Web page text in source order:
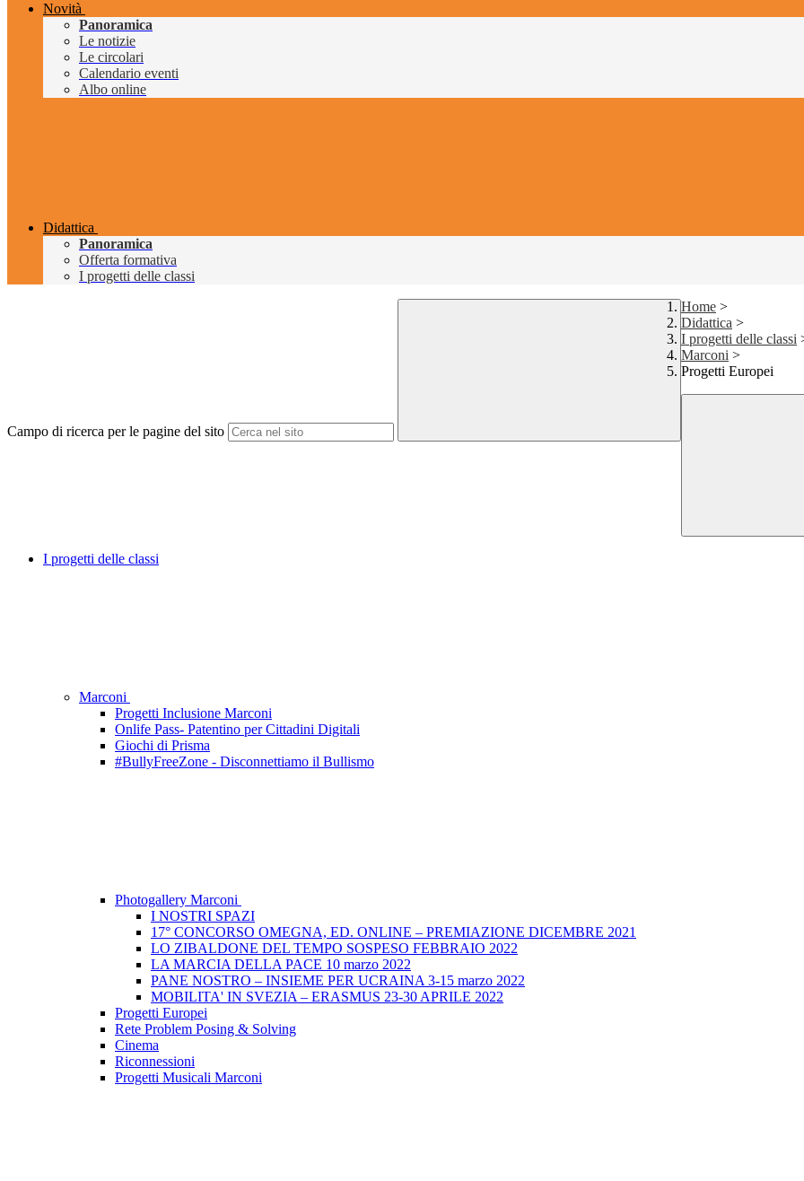
Novità
Panoramica
Le notizie
Le circolari
Calendario eventi
Albo online
Didattica
Panoramica
Offerta formativa
I progetti delle classi
Campo di ricerca per le pagine del sito
Home >
Didattica >
I progetti delle classi
Marconi >
Progetti Europei
I progetti delle classi
Marconi
Progetti Inclusione Marconi
Onlife Pass- Patentino per Cittadini Digitali
Giochi di Prisma
#BullyFreeZone - Disconnettiamo il Bullismo
Photogallery Marconi
I NOSTRI SPAZI
17° CONCORSO OMEGNA, ED. ONLINE – PREMIAZIONE DICEMBRE 2021
LO ZIBALDONE DEL TEMPO SOSPESO FEBBRAIO 2022
LA MARCIA DELLA PACE 10 marzo 2022
PANE NOSTRO – INSIEME PER UCRAINA 3-15 marzo 2022
MOBILITA' IN SVEZIA – ERASMUS 23-30 APRILE 2022
Progetti Europei
Rete Problem Posing & Solving
Cinema
Riconnessioni
Progetti Musicali Marconi